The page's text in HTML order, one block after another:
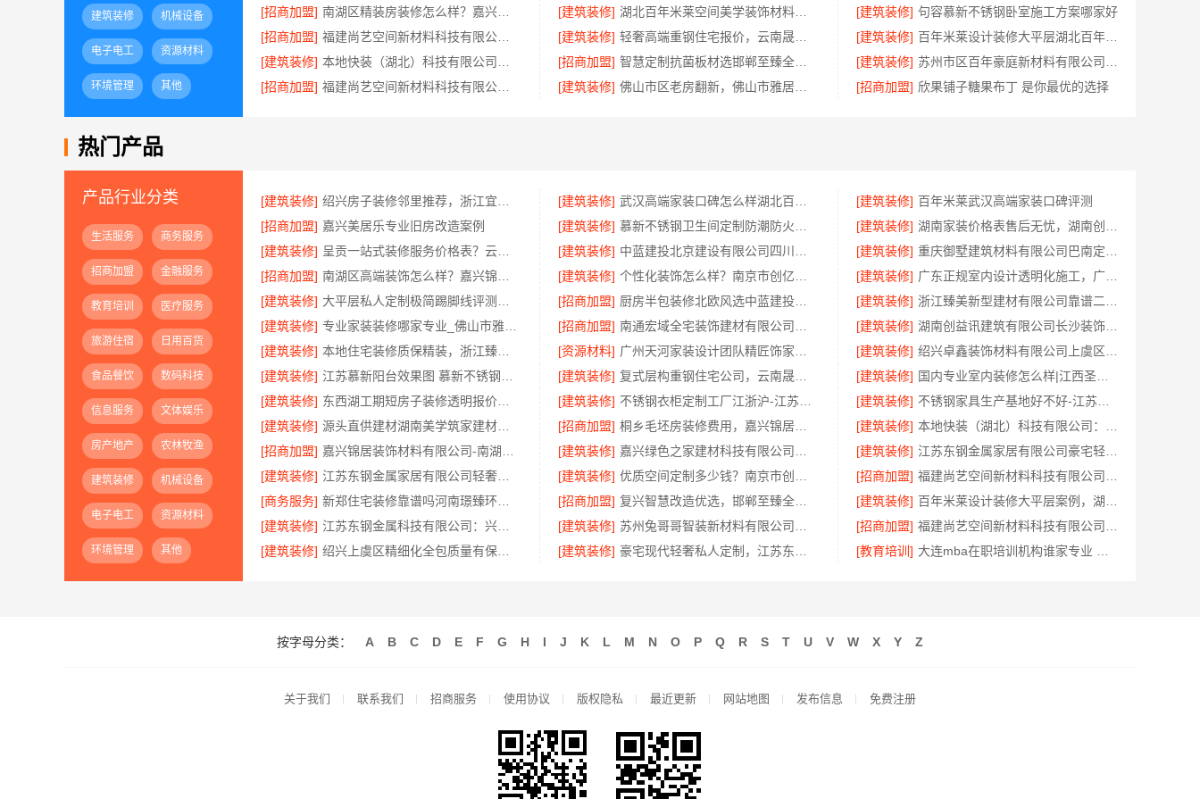
建筑装修 机械设备
电子电工 资源材料
环境管理 其他
[招商加盟]
[建筑装修] [建筑装修] 句容慕新不锈钢卧室施工方案哪家好
[招商加盟]
[建筑装修] [建筑装修]
百年米莱设计装修大平层湖北百年米莱空间美学装饰材料有限公司
[建筑装修]
[招商加盟] [建筑装修]
[招商加盟]
[建筑装修] [招商加盟] 欣果铺子糖果布丁 是你最优的选择
热门产品
产品行业分类
生活服务 商务服务
招商加盟 金融服务
教育培训 医疗服务
旅游住宿 日用百货
食品餐饮 数码科技
信息服务 文体娱乐
房产地产 农林牧渔
建筑装修 机械设备
电子电工 资源材料
环境管理 其他
[建筑装修] [建筑装修] [建筑装修] 百年米莱武汉高端家装口碑评测
[招商加盟] 嘉兴美居乐专业旧房改造案例 [建筑装修] [建筑装修]
[建筑装修]
[建筑装修] [建筑装修]
[招商加盟]
[建筑装修] [建筑装修]
广东正规室内设计透明化施工，广东鼎饰空间装饰工程有限公司
[建筑装修]
[招商加盟] [建筑装修]
[建筑装修]
[招商加盟] [建筑装修]
湖南创益讯建筑有限公司长沙装饰多少钱一平工期保障
[建筑装修]
[资源材料] [建筑装修]
[建筑装修]
[建筑装修] [建筑装修]
国内专业室内装修怎么样|江西圣匠新型环保材料有限公司一站式整装
[建筑装修]
[建筑装修] [建筑装修]
不锈钢家具生产基地好不好-江苏东钢金属科技
[建筑装修]
[招商加盟] [建筑装修]
[招商加盟]
[建筑装修] [建筑装修]
江苏东钢金属家居有限公司豪宅轻奢定制流程揭秘
[建筑装修]
[建筑装修] [招商加盟]
[商务服务]
[招商加盟] [建筑装修]
[建筑装修]
[建筑装修] [招商加盟]
[建筑装修]
[建筑装修] [教育培训]
按字母分类： A B C D E F G H I J K L M N O P Q R S T U V W X Y Z
关于我们 联系我们 招商服务 使用协议 版权隐私 最近更新 网站地图 发布信息 免费注册